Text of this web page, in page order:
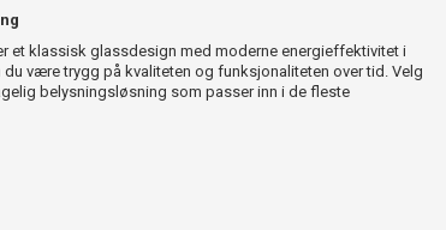
et klassisk glassdesign med moderne energieffektivitet i
du være trygg på kvaliteten og funksjonaliteten over tid. Velg
belysningsløsning som passer inn i de fleste